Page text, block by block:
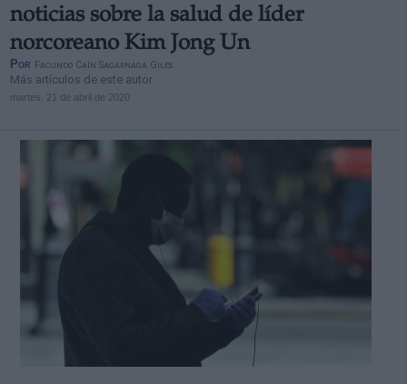
noticias sobre la salud de líder
norcoreano Kim Jong Un
Por Facundo Caín Sagárnaga Giles
Más artículos de este autor
martes, 21 de abril de 2020